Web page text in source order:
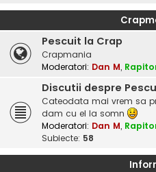
Pescuit la Crap
Crapmania
Moderatori: Dan M,
Discutii despre
Cateodata mai vrem sa
dam cu el la somn
Moderatori: Dan M,
Subiecte: 58